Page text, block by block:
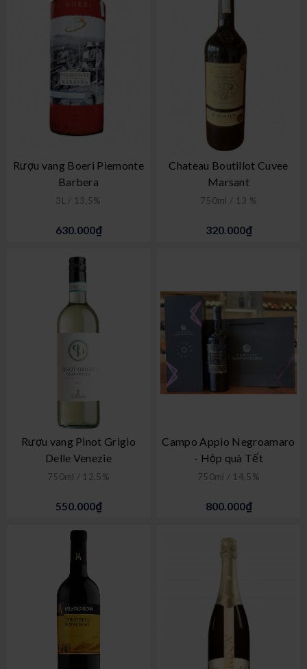
Rượu vang Boeri Piemonte
Barbera
3L / 13,5%
630.000₫
Chateau Boutillot Cuvee
Marsant
750ml / 13 %
320.000₫
Rượu vang Pinot Grigio
Delle Venezie
750ml / 12,5%
550.000₫
Campo Appio Negroamaro
- Hộp quà Tết
750ml / 14,5%
800.000₫